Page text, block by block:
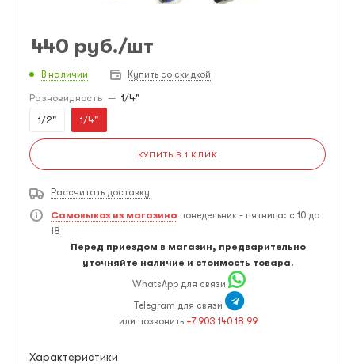
440 руб./шт
В наличии Купить со скидкой
Разновидность — 1/4"
1/2"
1/4"
КУПИТЬ В 1 КЛИК
Рассчитать доставку
Самовывоз из магазина понедельник - пятница: с 10 до
18
Перед приездом в магазин, предварительно
уточняйте наличие и стоимость товара.
WhatsApp для связи
Telegram для связи
или позвонить +7 903 140 18 99
Характеристики